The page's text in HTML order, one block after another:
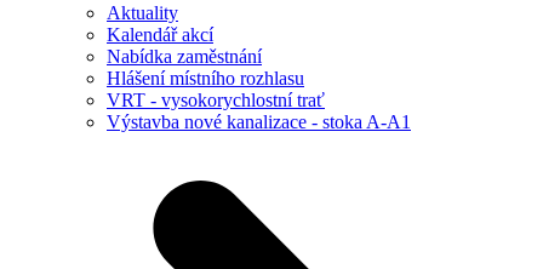
Aktuality
Kalendář akcí
Nabídka zaměstnání
Hlášení místního rozhlasu
VRT - vysokorychlostní trať
Výstavba nové kanalizace - stoka A-A1